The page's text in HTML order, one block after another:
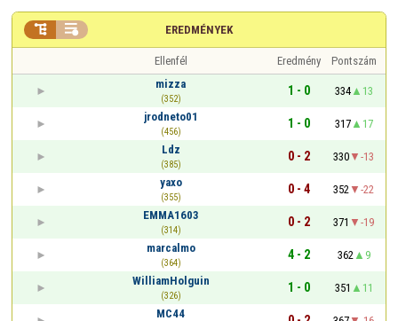
EREDMÉNYEK
 
Ellenfél Eredmény
Pontszám
mizza
(352)
1 - 0 334
13
jrodneto01
(456)
1 - 0 317
17
Ldz
(385)
0 - 2 330
-13
yaxo
(355)
0 - 4 352
-22
EMMA1603
(314)
0 - 2 371
-19
marcalmo
(364)
4 - 2 362
9
WilliamHolguin
(326)
1 - 0 351
11
MC44